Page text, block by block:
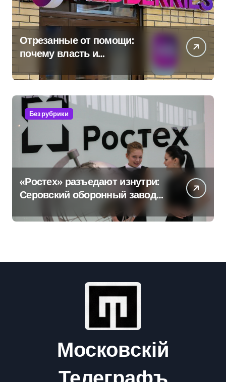
Отрезанные от помощи:
почему власть и
руки» после ударов по
складам Wildberries?
Без рубрики
«Ростех» разъедают изнутри:
Серовский оборонный завод
Московскій